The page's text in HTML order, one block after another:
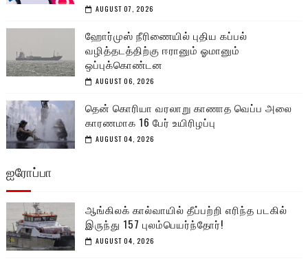
AUGUST 07, 2026
ஹோர்முஸ் நீரிணையில் புதிய கப்பல்
வழித்தடத்திற்கு ஈரானும் ஓமானும்
ஒப்புக்கொண்டன
AUGUST 06, 2026
தென் கொரியா வரலாறு காணாத வெப்ப அலை
காரணமாக 16 பேர் உயிரிழப்பு
AUGUST 04, 2026
ஐரோப்பா
ஆங்கிலக் கால்வாயில் தீப்பற்றி எரிந்த படகில்
இருந்து 157 புலம்பெயர்ந்தோர்!
AUGUST 04, 2026